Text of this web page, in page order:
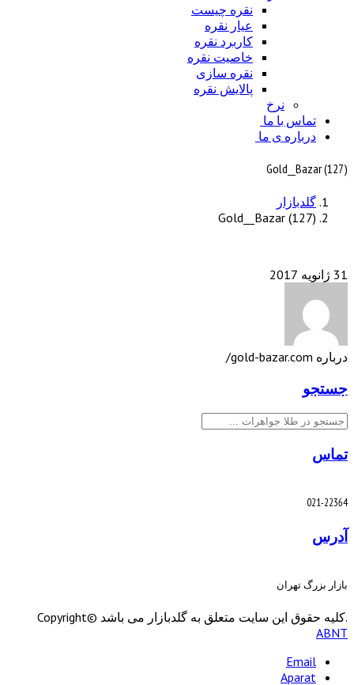
نقره چیست
عیار نقره
کاربرد نقره
خاصیت نقره
نقره سازی
پالایش نقره
نرخ
تماس با ما
درباره ی ما
Gold__Bazar (127)
گلدبازار
Gold__Bazar (127)
31 ژانویه 2017
درباره gold-bazar.com/
جستجو
جستجو
تماس
021-22364
آدرس
بازار بزرگ تهران
.کليه حقوق اين سايت متعلق به گلدبازار می باشد Copyright©
ABNT
Email
Aparat